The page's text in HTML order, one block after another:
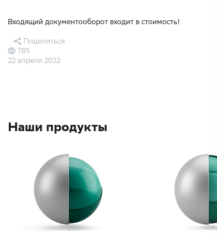
Входящий документооборот входит в стоимость!
22 апреля 2022
785
Поделиться
Наши продукты